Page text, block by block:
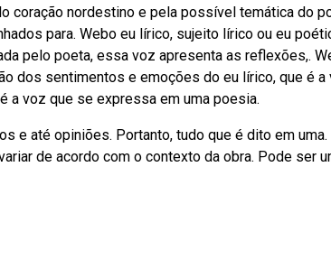
coração nordestino e pela possível temática do
para. Webo eu lírico, sujeito lírico ou eu
pelo poeta, essa voz apresenta as reflexões,.
dos sentimentos e emoções do eu lírico, que é
a voz que se expressa em uma poesia.
e até opiniões. Portanto, tudo que é dito em uma.
de acordo com o contexto da obra. Pode ser